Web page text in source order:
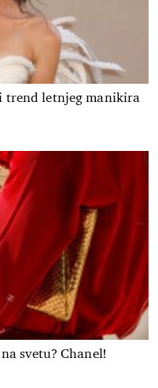
trend letnjeg manikira
svetu? Chanel!